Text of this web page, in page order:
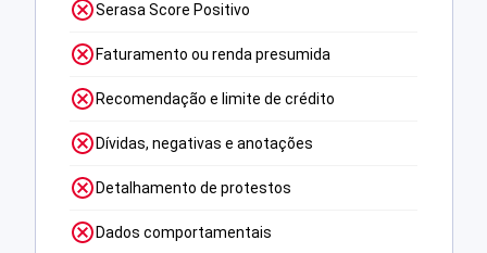
Serasa Score Positivo
Faturamento ou renda presumida
Recomendação e limite de crédito
Dívidas, negativas e anotações
Detalhamento de protestos
Dados comportamentais